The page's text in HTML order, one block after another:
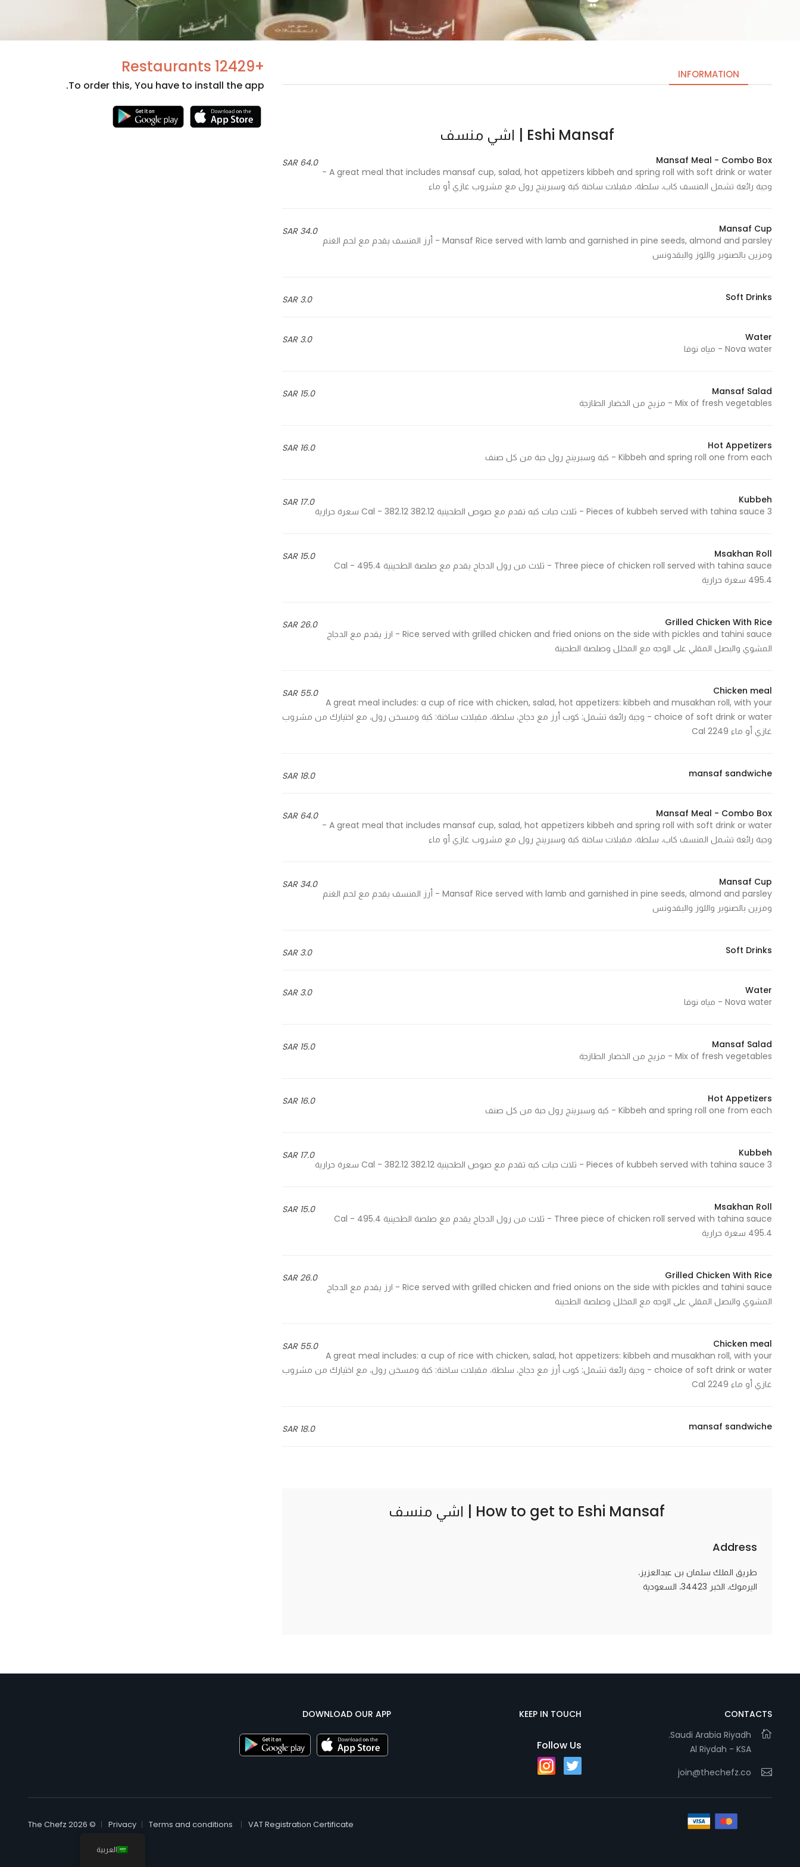
INFORMATION
Eshi Mansaf | اشي منسف
64.0 SAR
Mansaf Meal - Combo Box
A great meal that includes mansaf cup, salad, hot appetizers kibbeh and spring roll with soft drink or water -
وجبة رائعة تشمل المنسف كاب، سلطة، مقبلات ساخنة كبة وسبرينج رول مع مشروب غازي أو ماء
34.0 SAR
Mansaf Cup
Mansaf Rice served with lamb and garnished in pine seeds, almond and parsley - أرز المنسف يقدم مع لحم الغنم
ومزين بالصنوبر واللوز والبقدونس
3.0 SAR Soft Drinks
3.0 SAR
Water
Nova water - مياه نوفا
15.0 SAR
Mansaf Salad
Mix of fresh vegetables - مزيج من الخضار الطازجة
16.0 SAR
Hot Appetizers
Kibbeh and spring roll one from each - كبة وسبرينج رول حبة من كل صنف
17.0 SAR
Kubbeh
3 Pieces of kubbeh served with tahina sauce - ثلاث حبات كبه تقدم مع صوص الطحينية 382.12 Cal - 382.12 سعرة حرارية
15.0 SAR
Msakhan Roll
Three piece of chicken roll served with tahina sauce - ثلاث من رول الدجاج يقدم مع صلصة الطحينية 495.4 Cal -
495.4 سعرة حرارية
26.0 SAR
Grilled Chicken With Rice
Rice served with grilled chicken and fried onions on the side with pickles and tahini sauce - ارز يقدم مع الدجاج
المشوي والبصل المقلي على الوجه مع المخلل وصلصة الطحينة
55.0 SAR
Chicken meal
A great meal includes: a cup of rice with chicken, salad, hot appetizers: kibbeh and musakhan roll, with your
choice of soft drink or water - وجبة رائعة تشمل: كوب أرز مع دجاج، سلطة، مقبلات ساخنة: كبة ومسخن رول، مع اختيارك من مشروب
غازي أو ماء 2249 Cal
18.0 SAR mansaf sandwiche
64.0 SAR
Mansaf Meal - Combo Box
A great meal that includes mansaf cup, salad, hot appetizers kibbeh and spring roll with soft drink or water -
وجبة رائعة تشمل المنسف كاب، سلطة، مقبلات ساخنة كبة وسبرينج رول مع مشروب غازي أو ماء
34.0 SAR
Mansaf Cup
Mansaf Rice served with lamb and garnished in pine seeds, almond and parsley - أرز المنسف يقدم مع لحم الغنم
ومزين بالصنوبر واللوز والبقدونس
3.0 SAR Soft Drinks
3.0 SAR
Water
Nova water - مياه نوفا
15.0 SAR
Mansaf Salad
Mix of fresh vegetables - مزيج من الخضار الطازجة
16.0 SAR
Hot Appetizers
Kibbeh and spring roll one from each - كبة وسبرينج رول حبة من كل صنف
17.0 SAR
Kubbeh
3 Pieces of kubbeh served with tahina sauce - ثلاث حبات كبه تقدم مع صوص الطحينية 382.12 Cal - 382.12 سعرة حرارية
15.0 SAR
Msakhan Roll
Three piece of chicken roll served with tahina sauce - ثلاث من رول الدجاج يقدم مع صلصة الطحينية 495.4 Cal -
495.4 سعرة حرارية
26.0 SAR
Grilled Chicken With Rice
Rice served with grilled chicken and fried onions on the side with pickles and tahini sauce - ارز يقدم مع الدجاج
المشوي والبصل المقلي على الوجه مع المخلل وصلصة الطحينة
55.0 SAR
Chicken meal
A great meal includes: a cup of rice with chicken, salad, hot appetizers: kibbeh and musakhan roll, with your
choice of soft drink or water - وجبة رائعة تشمل: كوب أرز مع دجاج، سلطة، مقبلات ساخنة: كبة ومسخن رول، مع اختيارك من مشروب
غازي أو ماء 2249 Cal
18.0 SAR mansaf sandwiche
How to get to Eshi Mansaf | اشي منسف
Address
طريق الملك سلمان بن عبدالعزيز،
اليرموك، الخبر 34423، السعودية
+12429 Restaurants
To order this, You have to install the app.
CONTACTS
Saudi Arabia Riyadh.
Al Riydah - KSA
join@thechefz.co
KEEP IN TOUCH
Follow Us
DOWNLOAD OUR APP
VAT Registration Certificate
Terms and conditions
Privacy
© The Chefz 2026
cookies
are not
optional.
for the
website to
us to
improve
functionality
based on
how the
to perform
during your
visit. If you
refuse
some
functionality
disappear
website.
Marketing
By sharing
your
you visit our
site, you
seeing
offers.
العربية